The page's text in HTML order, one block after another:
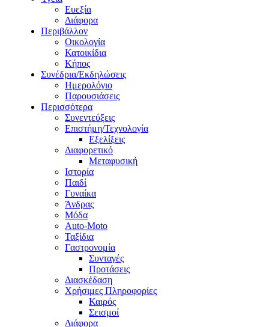
Ευεξία
Διάφορα
Περιβάλλον
Οικολογία
Κατοικίδια
Κήπος
Συνέδρια/Εκδηλώσεις
Ημερολόγιο
Παρουσιάσεις
Περισσότερα
Συνεντεύξεις
Επιστήμη/Τεχνολογία
Εξελίξεις
Διαφορετικό
Μεταφυσική
Ιστορία
Παιδί
Γυναίκα
Άνδρας
Μόδα
Auto-Moto
Ταξίδια
Γαστρονομία
Συνταγές
Προτάσεις
Διασκέδαση
Χρήσιμες Πληροφορίες
Καιρός
Σεισμοί
Διάφορα